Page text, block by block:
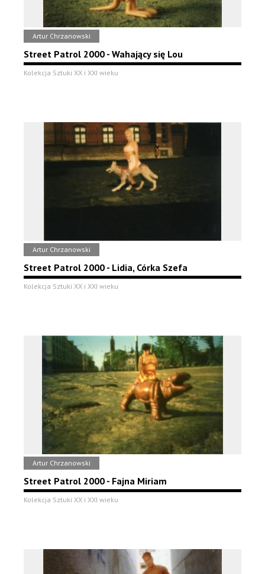
Artur Chrzanowski
Street Patrol 2000 - Wahający się Lou
Kolekcja Sztuki XX i XXI wieku
Artur Chrzanowski
Street Patrol 2000 - Lidia, Córka Szefa
Kolekcja Sztuki XX i XXI wieku
Artur Chrzanowski
Street Patrol 2000 - Fajna Miriam
Kolekcja Sztuki XX i XXI wieku